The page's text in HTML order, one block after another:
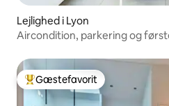
Lejlighed i Lyon
Aircondition, parkering og
Bedste gæstefavorit
Gæstefavorit